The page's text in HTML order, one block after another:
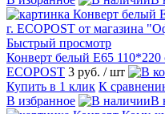
Быстрый просмотр
Конверт белый Е65 110*220
ECOPOST 3 руб. / шт
Купить в 1 клик К
В избранное
В